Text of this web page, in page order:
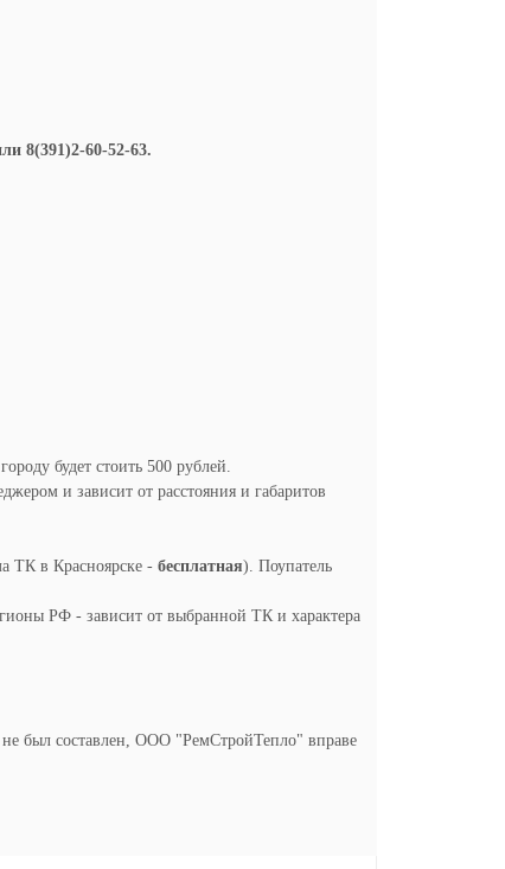
8(391)2-60-52-63.
будет стоить 500 рублей.
и зависит от расстояния и габаритов
ТК в Красноярске - бесплатная). Поупатель
РФ - зависит от выбранной ТК и характера
не был составлен, ООО "РемСтройТепло" вправе